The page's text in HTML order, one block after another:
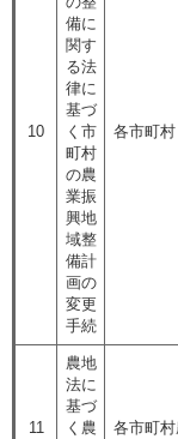
10
備に
関す
る法
律に
基づ
く市
町村
の農
業振
興地
域整
備計
画の
変更
手続
各市町
11
農地
法に
基づ
く農
各市町